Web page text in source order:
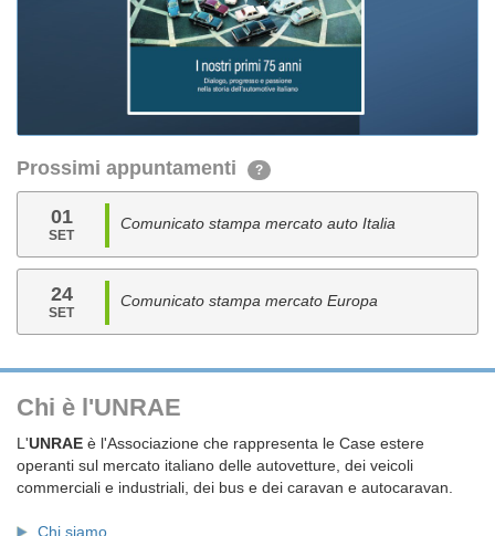
Prossimi appuntamenti ?
01
SET
Comunicato stampa mercato auto Italia
24
SET
Comunicato stampa mercato Europa
Chi è l'UNRAE
L'UNRAE è l'Associazione che rappresenta le Case estere
operanti sul mercato italiano delle autovetture, dei veicoli
commerciali e industriali, dei bus e dei caravan e autocaravan.
Chi siamo